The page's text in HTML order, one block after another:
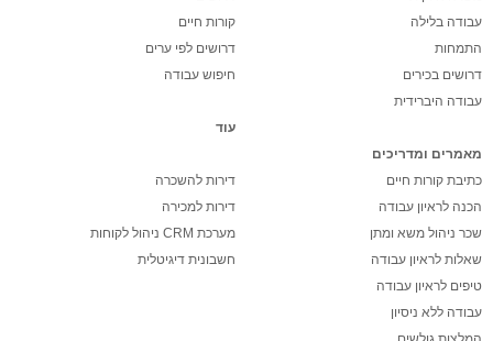
עבודה בלילה
התמחות
דרושים בכירים
עבודה היברידית
מאמרים ומדריכים
כתיבת קורות חיים
הכנה לראיון עבודה
שכר ניהול משא ומתן
שאלות לראיון עבודה
טיפים לראיון עבודה
עבודה ללא ניסיון
קורות חיים
דרושים לפי ערים
חיפוש עבודה
עוד
דירות להשכרה
דירות למכירה
מערכת CRM ניהול לקוחות
חשבונית דיגיטלית